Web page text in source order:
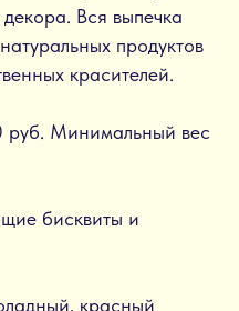
Вся выпечка
продуктов
красителей.
руб. Минимальный вес
бисквиты и
красный